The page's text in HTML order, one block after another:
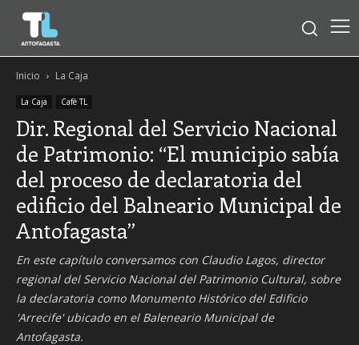
Inicio La Caja
La Caja Café TL
Dir. Regional del Servicio Nacional
de Patrimonio: “El municipio sabía
del proceso de declaratoria del
edificio del Balneario Municipal de
Antofagasta”
En este capítulo conversamos con Claudio Lagos, director
regional del Servicio Nacional del Patrimonio Cultural, sobre
la declaratoria como Monumento Histórico del Edificio
'Arrecife' ubicado en el Baleneario Municipal de
Antofagasta.